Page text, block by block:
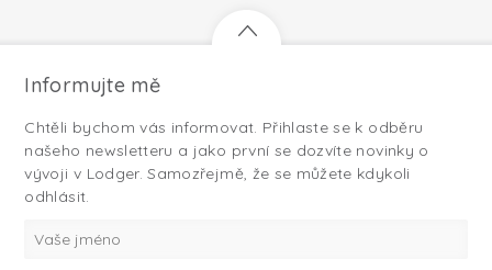
Informujte mě
Chtěli bychom vás informovat. Přihlaste se k odběru
našeho newsletteru a jako první se dozvíte novinky o
vývoji v Lodger. Samozřejmě, že se můžete kdykoli
odhlásit.